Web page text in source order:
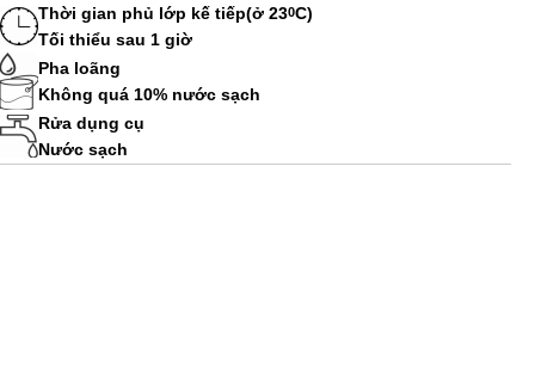
Thời gian phủ lớp kế tiếp(ở 230C)
Tối thiểu sau 1 giờ
Pha loãng
Không quá 10% nước sạch
Rửa dụng cụ
Nước sạch